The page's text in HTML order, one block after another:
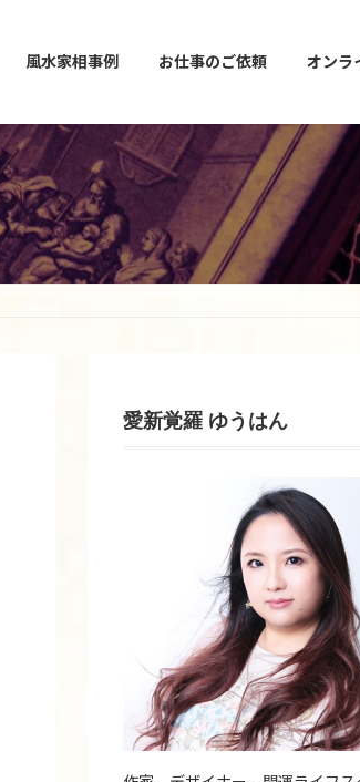
風水家相事例 お仕事のご依頼 オンラ
愛新覚羅 ゆうはん